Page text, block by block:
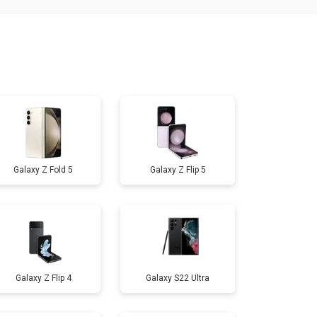
Заказать
2700 ₽ Заказать
950 ₽ Заказать
1750 ₽ Заказать
Galaxy Z Fold 5 Galaxy Z Flip 5
Galaxy Z Flip 4 Galaxy S22 Ultra